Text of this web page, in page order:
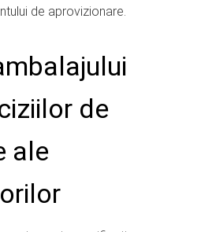
de aprovizionare.
de
ale